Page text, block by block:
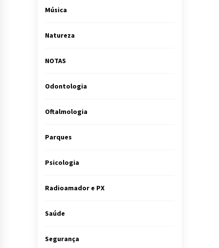
Música
Natureza
NOTAS
Odontologia
Oftalmologia
Parques
Psicologia
Radioamador e PX
Saúde
Segurança